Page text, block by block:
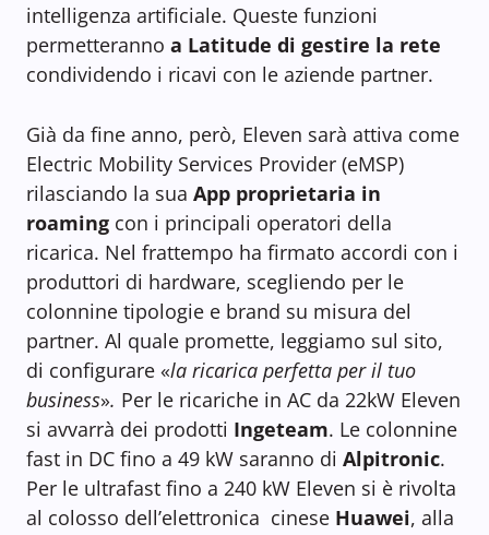
intelligenza artificiale. Queste funzioni
permetteranno a Latitude di gestire la rete
condividendo i ricavi con le aziende partner.
Già da fine anno, però, Eleven sarà attiva come
Electric Mobility Services Provider (eMSP)
rilasciando la sua App proprietaria in
roaming con i principali operatori della
ricarica. Nel frattempo ha firmato accordi con i
produttori di hardware, scegliendo per le
colonnine tipologie e brand su misura del
partner. Al quale promette, leggiamo sul sito,
di configurare «la ricarica perfetta per il tuo
business». Per le ricariche in AC da 22kW Eleven
si avvarrà dei prodotti Ingeteam. Le colonnine
fast in DC fino a 49 kW saranno di Alpitronic.
Per le ultrafast fino a 240 kW Eleven si è rivolta
al colosso dell’elettronica cinese Huawei, alla